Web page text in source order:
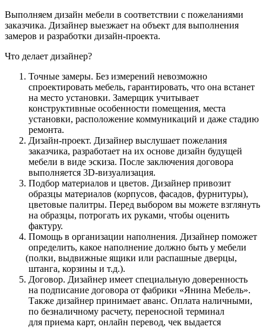
Выполняем дизайн мебели в соответствии с пожеланиями
заказчика. Дизайнер выезжает на объект для выполнения
замеров и разработки дизайн-проекта.
Что делает дизайнер?
Точные замеры. Без измерений невозможно
спроектировать мебель, гарантировать, что она встанет
на место установки. Замерщик учитывает
конструктивные особенности помещения, места
установки, расположение коммуникаций и даже стадию
ремонта.
Дизайн-проект. Дизайнер выслушает пожелания
заказчика, разработает на их основе дизайн будущей
мебели в виде эскиза. После заключения договора
выполняется 3D-визуализация.
Подбор материалов и цветов. Дизайнер привозит
образцы материалов (корпусов, фасадов, фурнитуры),
цветовые палитры. Перед выбором вы можете взглянуть
на образцы, потрогать их руками, чтобы оценить
фактуру.
Помощь в организации наполнения. Дизайнер поможет
определить, какое наполнение должно быть у мебели
(полки, выдвижные ящики или распашные дверцы,
штанга, корзины и т.д.).
Договор. Дизайнер имеет специальную доверенность
на подписание договора от фабрики «Янина Мебель».
Также дизайнер принимает аванс. Оплата наличными,
по безналичному расчету, переносной терминал
для приема карт, онлайн перевод, чек выдается